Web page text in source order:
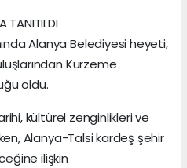
TANITILDI
Alanya Belediyesi heyeti,
Kurzeme
oldu.
kültürel zenginlikleri ve
Alanya-Talsi kardeş şehir
ilişkin